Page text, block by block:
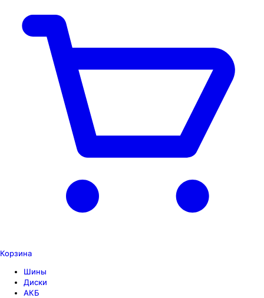
Корзина
Шины
Диски
АКБ